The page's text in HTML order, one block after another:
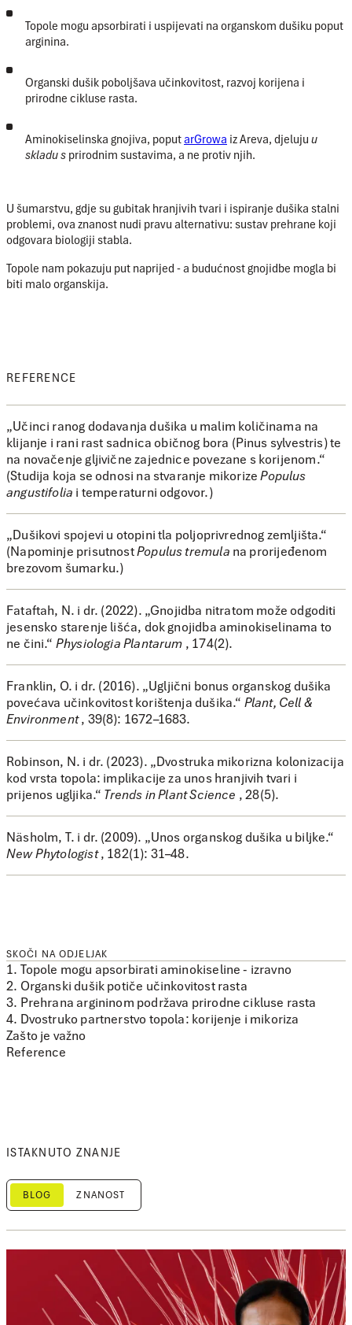
Topole mogu apsorbirati i uspijevati na organskom dušiku poput
arginina.
Organski dušik poboljšava učinkovitost, razvoj korijena i
prirodne cikluse rasta.
Aminokiselinska gnojiva, poputarGrowa iz Areva, djeluju u
skladu s prirodnim sustavima, a ne protiv njih.
U šumarstvu, gdje su gubitak hranjivih tvari i ispiranje dušika stalni
problemi, ova znanost nudi pravu alternativu: sustav prehrane koji
odgovara biologiji stabla.
Topole nam pokazuju put naprijed - a budućnost gnojidbe mogla bi
biti malo organskija.
REFERENCE
„Učinci ranog dodavanja dušika u malim količinama na
klijanje i rani rast sadnica običnog bora (Pinus sylvestris) te
na novačenje gljivične zajednice povezane s korijenom.“
(Studija koja se odnosi na stvaranje mikorizePopulus
angustifolia i temperaturni odgovor.)
„Dušikovi spojevi u otopini tla poljoprivrednog zemljišta.“
(Napominje prisutnostPopulus tremula na prorijeđenom
brezovom šumarku.)
Fataftah, N. i dr. (2022). „Gnojidba nitratom može odgoditi
jesensko starenje lišća, dok gnojidba aminokiselinama to
ne čini.“ Physiologia Plantarum , 174(2).
Franklin, O. i dr. (2016). „Ugljični bonus organskog dušika
povećava učinkovitost korištenja dušika.“ Plant, Cell &
Environment, 39(8): 1672–1683.
Robinson, N. i dr. (2023). „Dvostruka mikorizna kolonizacija
kod vrsta topola: implikacije za unos hranjivih tvari i
prijenos ugljika.“ Trends in Plant Science , 28(5).
Näsholm, T. i dr. (2009). „Unos organskog dušika u biljke.“
New Phytologist, 182(1): 31–48.
SKOČI NA ODJELJAK
1. Topole mogu apsorbirati aminokiseline - izravno
2. Organski dušik potiče učinkovitost rasta
3. Prehrana argininom podržava prirodne cikluse rasta
4. Dvostruko partnerstvo topola: korijenje i mikoriza
Zašto je važno
Reference
ISTAKNUTO ZNANJE
BLOG ZNANOST